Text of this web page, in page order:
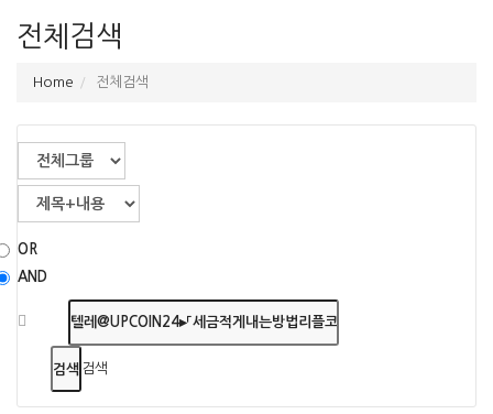
전체검색
Home 전체검색
OR
AND
검색